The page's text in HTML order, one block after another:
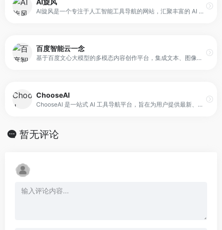
AI旋风是一个专注于人工智能工具导航的网站，汇聚丰富的 AI 软件资源与最新 AI 资讯内容。用户可以在平台上快速搜索、浏览并对比不同 AI 工具，了解工具特点与使用方向，从而更高效地选择适合自己的 AI 解决方案。
百度智能云一念
基于百度文心大模型的多模态内容创作平台，集成文本、图像和视频等多种内容创作工具，旨在帮助企业更便捷高效地获取内容创作灵感和营销物料。
ChooseAI
ChooseAI 是一站式 AI 工具导航平台，旨在为用户提供最新、最全的 AI 工具资讯与资源入口。平台通过精选收录与分类整理，覆盖国内外千余款 AI 应用，帮助用户在写作、绘画、办公、聊天、视频、开发、变现等领域快速找到合适工具。
暂无评论